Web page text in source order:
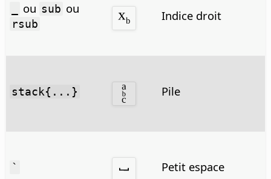
ou sub ou
rsub
Indice droit
stack{...} Pile
` Petit espace